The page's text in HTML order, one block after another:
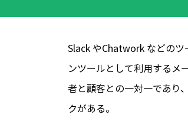
Slack やChatwork などのツ
ンツールとして利用するメ
者と顧客との一対一であり
クがある。